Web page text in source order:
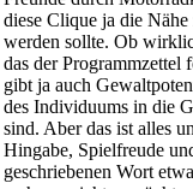
diese Clique ja die
werden sollte. Ob
das der Programmzettel
gibt ja auch
des Individuums in die
sind. Aber das ist alles
Hingabe, Spielfreude
geschriebenen Wort